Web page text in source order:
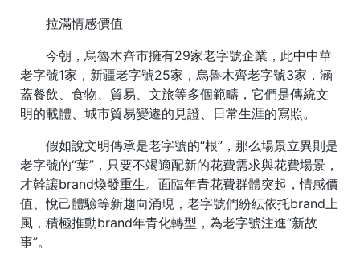
拉滿情感價值
今朝，烏魯木齊市擁有29家老字號企業，此中中華
老字號1家，新疆老字號25家，烏魯木齊老字號3家，涵
蓋餐飲、食物、貿易、文旅等多個範疇，它們是傳統文
明的載體、城市貿易變遷的見證、日常生涯的寫照。
假如說文明傳承是老字號的“根”，那么場景立異則是
老字號的“葉”，只要不竭適配新的花費需求與花費場景，
才幹讓brand煥發重生。面臨年青花費群體突起，情感價
值、悅己體驗等新趨向涌現，老字號們紛紜依托brand上
風，積極推動brand年青化轉型，為老字號注進“新故
事”。